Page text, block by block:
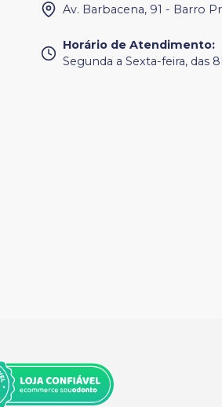
Av. Barbacena, 91 - Barro
Horário de Atendimento:
Segunda a Sexta-feira, das